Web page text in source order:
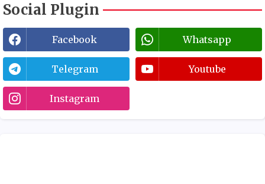
Social Plugin
Facebook Whatsapp
Telegram Youtube
Instagram